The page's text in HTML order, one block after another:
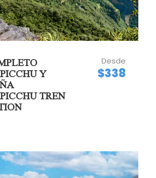
Y
TREN
Desde
$338